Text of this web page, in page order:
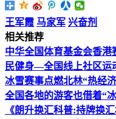
王军霞 马家军 兴奋剂
相关推荐
中华全国体育基金会香
民健身—全国线上社区运
冰雪赛事点燃北林“热经
全国各地的游客也借着“
《朗升换汇科普:持牌换